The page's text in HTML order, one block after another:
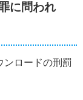
に問われ
ンロードの刑罰